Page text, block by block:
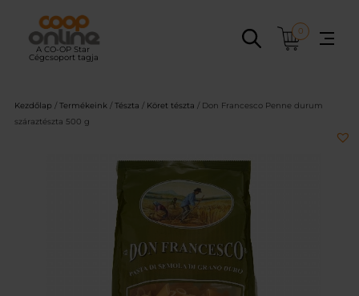
tartalomhoz
0
Kezdőlap / Termékeink / Tészta / Köret tészta / Don Francesco Penne durum
száraztészta 500 g